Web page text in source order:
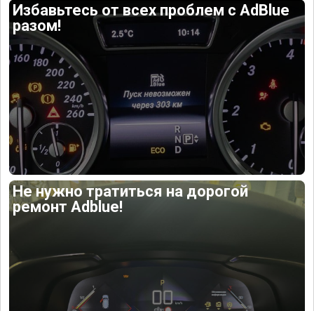
Избавьтесь от всех проблем с AdBlue
разом!
Не нужно тратиться на дорогой
ремонт Adblue!